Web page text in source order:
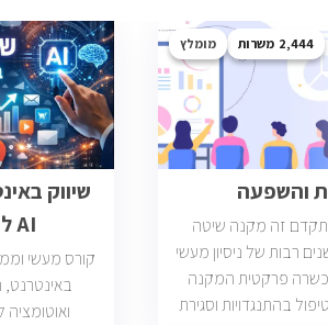
2,444 מומלץ
והשפעה
זה מקנה שיטה
רבות של ניסיון מעשי
פרקטית המקנה
בהתנגדויות וסגירת
שיווק
AI לבעלי עסקים
קורס מעשי
ואוטומציה